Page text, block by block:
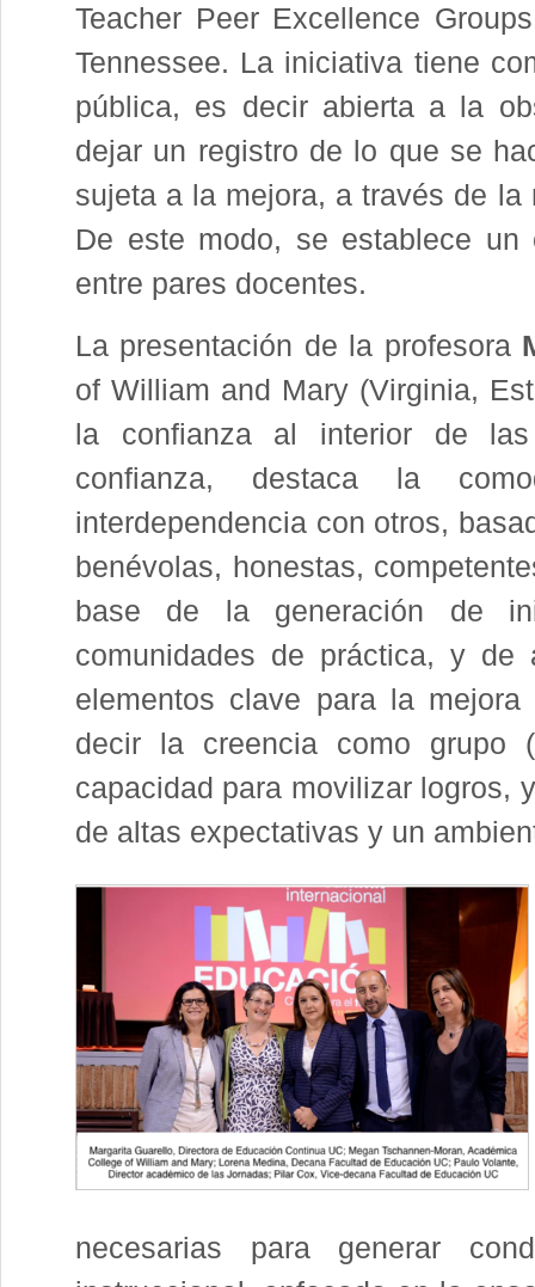
Teacher Peer Excellence
Tennessee. La iniciativa tiene
pública, es decir abierta a la
dejar un registro de lo que se
sujeta a la mejora, a través de
De este modo, se establece
entre pares docentes.
La presentación de la profesora
of William and Mary (Virginia,
la confianza al interior de
confianza, destaca la
interdependencia con otros,
benévolas, honestas,
base de la generación de
comunidades de práctica, y
elementos clave para la
decir la creencia como grupo
capacidad para movilizar logros,
de altas expectativas y un
necesarias para generar